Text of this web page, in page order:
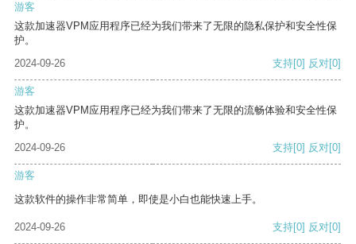
游客
这款加速器VPM应用程序已经为我们带来了无限的隐私保护和安全性保
护。
2024-09-26
支持[0] 反对[0]
游客
这款加速器VPM应用程序已经为我们带来了无限的流畅体验和安全性保
护。
2024-09-26
支持[0] 反对[0]
游客
这款软件的操作非常简单，即使是小白也能快速上手。
2024-09-26 支持[0] 反对[0]